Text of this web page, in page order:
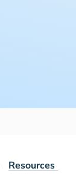
Resources